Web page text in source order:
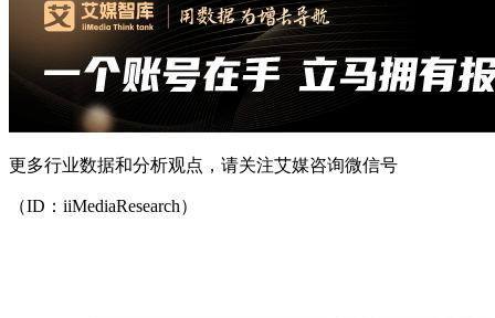
更多行业数据和分析观点，请关注艾媒咨询微信号
（ID：iiMediaResearch）